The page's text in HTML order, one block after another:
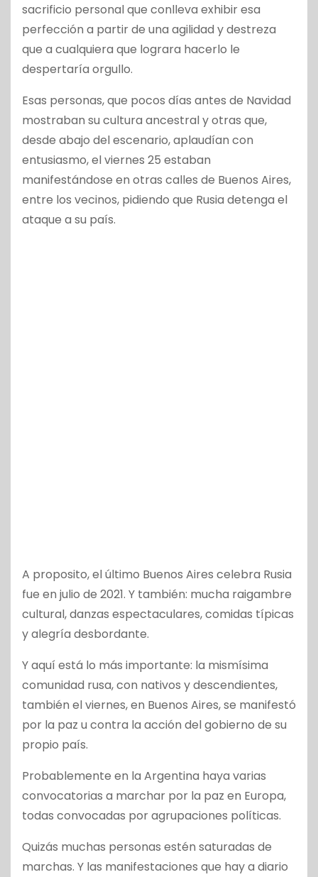
sacrificio personal que conlleva exhibir esa
perfección a partir de una agilidad y destreza
que a cualquiera que lograra hacerlo le
despertaría orgullo.
Esas personas, que pocos días antes de Navidad
mostraban su cultura ancestral y otras que,
desde abajo del escenario, aplaudían con
entusiasmo, el viernes 25 estaban
manifestándose en otras calles de Buenos Aires,
entre los vecinos, pidiendo que Rusia detenga el
ataque a su país.
A proposito, el último Buenos Aires celebra Rusia
fue en julio de 2021. Y también: mucha raigambre
cultural, danzas espectaculares, comidas típicas
y alegría desbordante.
Y aquí está lo más importante: la mismísima
comunidad rusa, con nativos y descendientes,
también el viernes, en Buenos Aires, se manifestó
por la paz u contra la acción del gobierno de su
propio país.
Probablemente en la Argentina haya varias
convocatorias a marchar por la paz en Europa,
todas convocadas por agrupaciones políticas.
Quizás muchas personas estén saturadas de
marchas. Y las manifestaciones que hay a diario